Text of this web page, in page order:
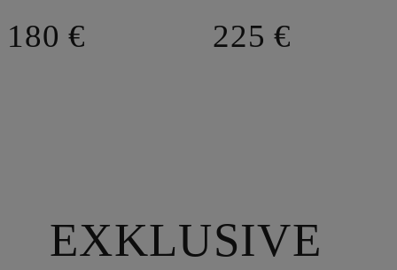
180 €
225 €
EXKLUSIVE